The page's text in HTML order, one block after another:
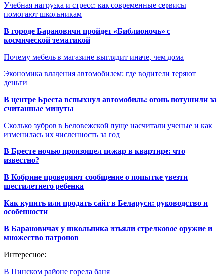
Учебная нагрузка и стресс: как современные сервисы
помогают школьникам
В городе Барановичи пройдет «Библионочь» с
космической тематикой
Почему мебель в магазине выглядит иначе, чем дома
Экономика владения автомобилем: где водители теряют
деньги
В центре Бреста вспыхнул автомобиль: огонь потушили за
считанные минуты
Сколько зубров в Беловежской пуще насчитали ученые и как
изменилась их численность за год
В Бресте ночью произошел пожар в квартире: что
известно?
В Кобрине проверяют сообщение о попытке увезти
шестилетнего ребенка
Как купить или продать сайт в Беларуси: руководство и
особенности
В Барановичах у школьника изъяли стрелковое оружие и
множество патронов
Интересное:
В Пинском районе горела баня